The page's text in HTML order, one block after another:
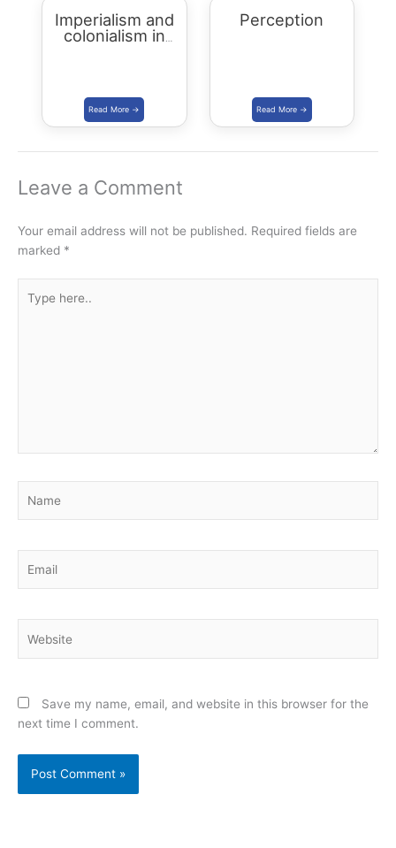
Imperialism and
colonialism in
Perception
Leave a Comment
Your email address will not be published. Required fields are
marked *
here..
Save my name, email, and website in this browser for the
next time I comment.